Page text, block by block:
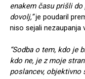
enakem času prišli do
dovolj,”je poudaril
niso sejali nezaupanja
“Sodba o tem, kdo je
kdo ne, je z moje
poslancev,